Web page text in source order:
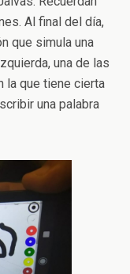
Al final del día,
que simula una
una de las
la que tiene cierta
una palabra